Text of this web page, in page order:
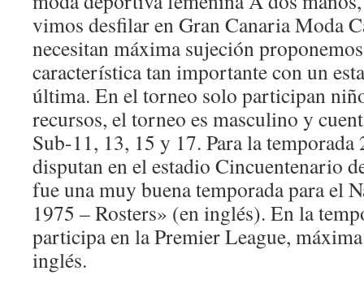
vimos desfilar en Gran Canaria Moda
necesitan máxima sujeción
característica tan importante con un
última. En el torneo solo participan
recursos, el torneo es masculino y
Sub-11, 13, 15 y 17. Para la
disputan en el estadio Cincuentenario
fue una muy buena temporada para el
1975 – Rosters» (en inglés). En la
participa en la Premier League,
inglés.